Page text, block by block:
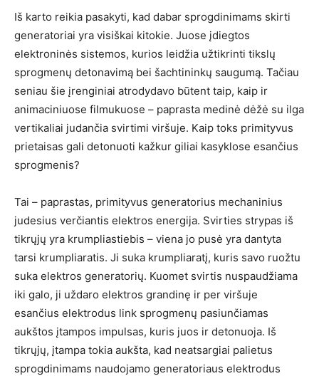
Iš karto reikia pasakyti, kad dabar sprogdinimams skirti
generatoriai yra visiškai kitokie. Juose įdiegtos
elektroninės sistemos, kurios leidžia užtikrinti tikslų
sprogmenų detonavimą bei šachtininkų saugumą. Tačiau
seniau šie įrenginiai atrodydavo būtent taip, kaip ir
animaciniuose filmukuose – paprasta medinė dėžė su ilga
vertikaliai judančia svirtimi viršuje. Kaip toks primityvus
prietaisas gali detonuoti kažkur giliai kasyklose esančius
sprogmenis?
Tai – paprastas, primityvus generatorius mechaninius
judesius verčiantis elektros energija. Svirties strypas iš
tikrųjų yra krumpliastiebis – viena jo pusė yra dantyta
tarsi krumpliaratis. Ji suka krumpliaratį, kuris savo ruožtu
suka elektros generatorių. Kuomet svirtis nuspaudžiama
iki galo, ji uždaro elektros grandinę ir per viršuje
esančius elektrodus link sprogmenų pasiunčiamas
aukštos įtampos impulsas, kuris juos ir detonuoja. Iš
tikrųjų, įtampa tokia aukšta, kad neatsargiai palietus
sprogdinimams naudojamo generatoriaus elektrodus